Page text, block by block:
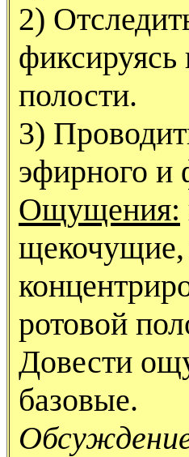
2)
полости.
3)
эфирного и
Ощущения:
ротовой
Довести
базовые.